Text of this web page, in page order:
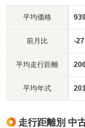
平均価格
前月比 -
平均走行距離
平均年式
走行距離別 中